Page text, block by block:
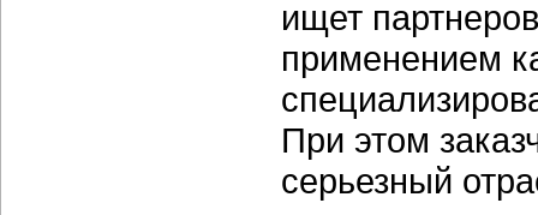
ищет
применением
При этом
серьезный